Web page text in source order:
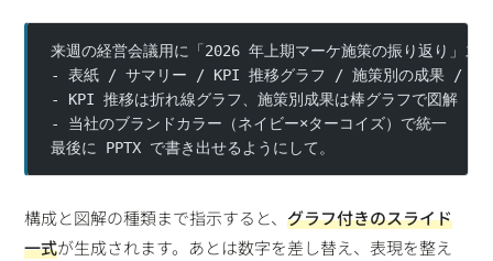
来週の経営会議用に「2026 年上期マーケ施策の振り返り」ス
- 表紙 / サマリー / KPI 推移グラフ / 施策別の成果 / 課
- KPI 推移は折れ線グラフ、施策別成果は棒グラフで図解
- 当社のブランドカラー（ネイビー×ターコイズ）で統一
最後に PPTX で書き出せるようにして。
構成と図解の種類まで指示すると、グラフ付きのスライド
一式が生成されます。あとは数字を差し替え、表現を整え